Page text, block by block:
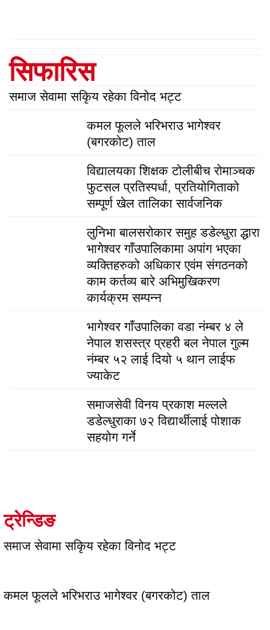
सिफारिस
समाज सेवामा सकिृय रहेका विनोद भट्ट
कमल फूलले भरिभराउ भागेश्वर
(बगरकोट) ताल
विद्यालयका शिक्षक टोलीबीच रोमाञ्चक
फुटसल प्रतिस्पर्धा, प्रतियोगिताको
सम्पूर्ण खेल तालिका सार्वजनिक
लुनिभा बालसरोकार समुह डडेल्धुरा द्धारा
भागेश्वर गाँउपालिकामा अपांग भएका
व्यक्तिहरुको अधिकार एवंम संगठनको
काम कर्तव्य बारे अभिमुखिकरण
कार्यक्रम सम्पन्न
भागेश्वर गाँउपालिका वडा नंम्बर ४ ले
नेपाल शसस्त्र प्रहरी बल नेपाल गुल्म
नंम्बर ५२ लाई दियो ५ थान लाईफ
ज्याकेट
समाजसेवी विनय प्रकाश मल्लले
डडेल्धुराका ७२ विद्यार्थीलाई पोशाक
सहयोग गर्ने
ट्रेन्डिङ
समाज सेवामा सकिृय रहेका विनोद भट्ट
कमल फूलले भरिभराउ भागेश्वर (बगरकोट) ताल